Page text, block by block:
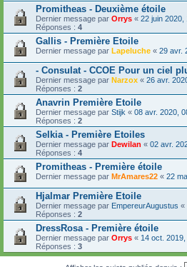
Promitheas - Deuxième étoile
Dernier message par Orrys « 22 juin 2020,
Réponses : 4
Gallis - Première Etoile
Dernier message par Lapeluche « 29 avr.
- Consulat - CCOE Pour un ciel
Dernier message par Narzox « 26 avr.
Réponses : 2
Anavrin Première Etoile
Dernier message par Stijk « 08 avr. 2020,
Réponses : 2
Selkia - Première Etoiles
Dernier message par Dewilan « 02 avr.
Réponses : 4
Promitheas - Première étoile
Dernier message par MrAmares22 « 22
Hjalmar Première Etoile
Dernier message par EmpereurAugustus «
Réponses : 2
DressRosa - Première étoile
Dernier message par Orrys « 14 oct.
Réponses : 3